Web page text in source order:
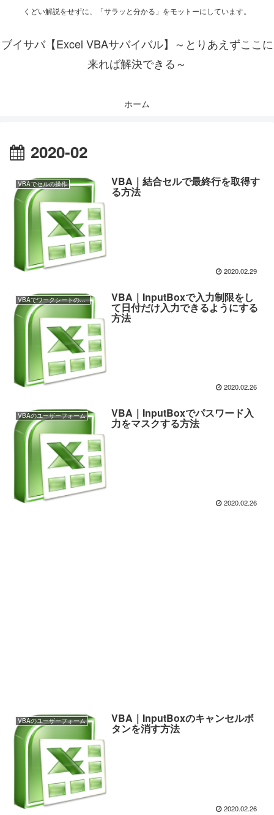
くどい解説をせずに、「サラッと分かる」をモットーにしています。
ブイサバ【Excel VBAサバイバル】～とりあえずここに
来れば解決できる～
ホーム
2020-02
VBAでセルの操作 VBA｜結合セルで最終行を取得す
る方法
2020.02.29
VBAでワークシートの操作 VBA｜InputBoxで入力制限をし
て日付だけ入力できるようにする
方法
2020.02.26
VBAのユーザーフォーム VBA｜InputBoxでパスワード入
力をマスクする方法
2020.02.26
VBAのユーザーフォーム VBA｜InputBoxのキャンセルボ
タンを消す方法
2020.02.26